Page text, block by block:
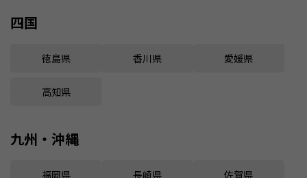
四国
徳島県 香川県 愛媛県
高知県
九州・沖縄
福岡県 長崎県 佐賀県